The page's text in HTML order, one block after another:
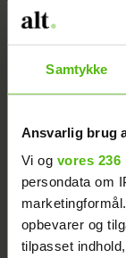
Samtykke
Ansvarlig brug
Vi og vores 236
persondata om
opbevarer og
tilpasset
Mads Vad
perspektiv